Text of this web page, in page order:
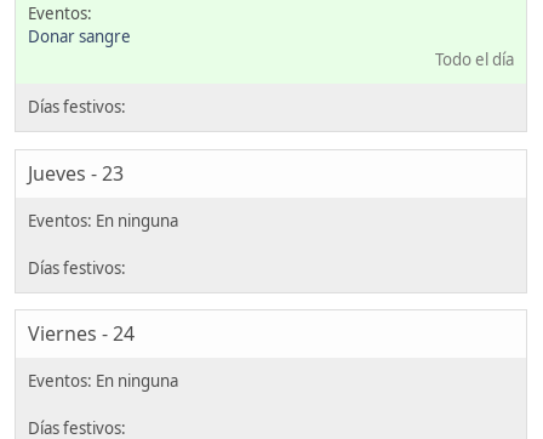
Donar sangre
Todo el día
Jueves - 23
Viernes - 24